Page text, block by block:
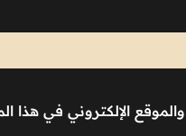
الإلكتروني في هذا